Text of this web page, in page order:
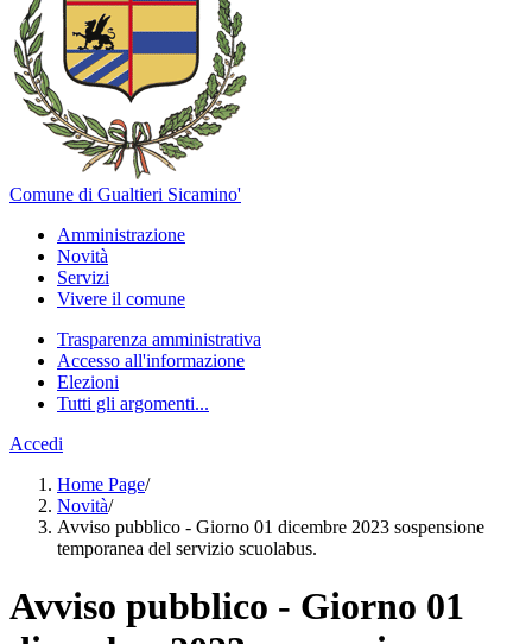
Comune di Gualtieri Sicamino'
Amministrazione
Novità
Servizi
Vivere il comune
Trasparenza amministrativa
Accesso all'informazione
Elezioni
Tutti gli argomenti...
Accedi
Home Page/
Novità/
Avviso pubblico - Giorno 01 dicembre 2023 sospensione
temporanea del servizio scuolabus.
Avviso pubblico - Giorno 01